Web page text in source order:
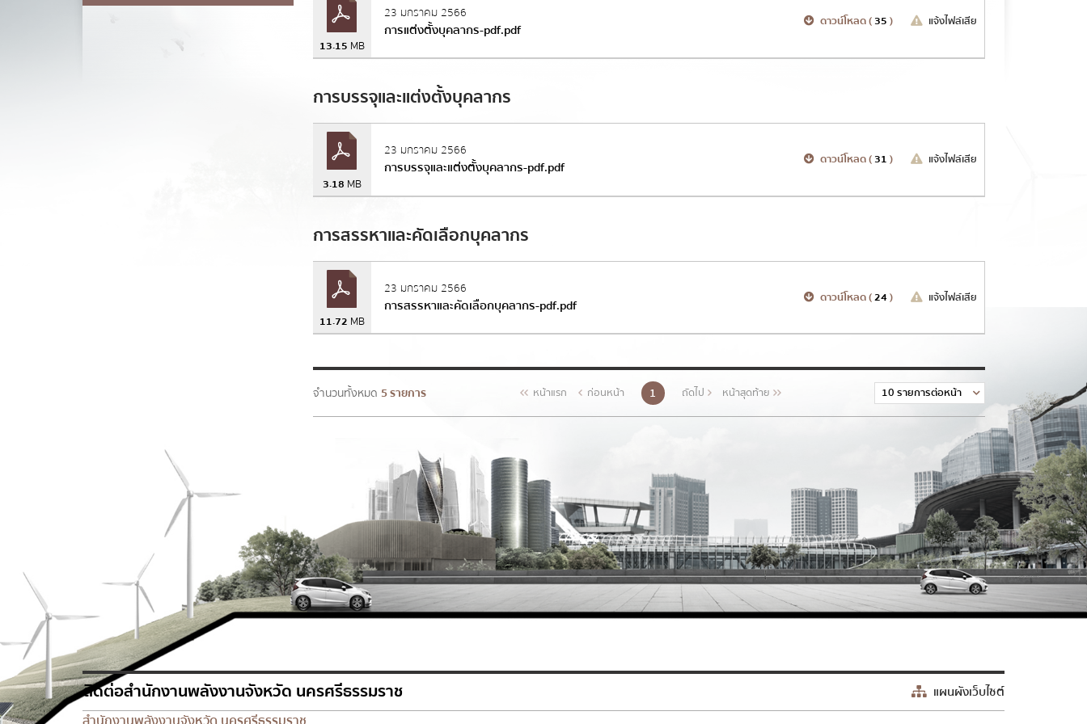
13.15 MB
23 มกราคม 2566
การแต่งตั้งบุคลากร-pdf.pdf ดาวน์โหลด (35 ) แจ้งไฟล์เสีย
การบรรจุและแต่งตั้งบุคลากร
3.18 MB
23 มกราคม 2566
การบรรจุและแต่งตั้งบุคลากร-pdf.pdf ดาวน์โหลด (31 ) แจ้งไฟล์เสีย
การสรรหาและคัดเลือกบุคลากร
11.72 MB
23 มกราคม 2566
การสรรหาและคัดเลือกบุคลากร-pdf.pdf ดาวน์โหลด (24) แจ้งไฟล์เสีย
จำนวนทั้งหมด 5 รายการ หน้าแรก ก่อนหน้า 1 ถัดไป หน้าสุดท้าย
ติดต่อสำนักงานพลังงานจังหวัด นครศรีธรรมราช แผนผังเว็บไซต์